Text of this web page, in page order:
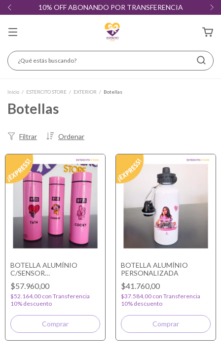
10% OFF ABONANDO POR TRANSFERENCIA
Inicio / ESTERCITO STORE / EXTERIOR / Botellas
Botellas
Ordenar
Filtrar
BOTELLA ALUMÍNIO
C/SENSOR
PERSONALIZADA
$57.960,00
$52.164,00 con Transferencia
10% descuento
Comprar
BOTELLA ALUMÍNIO
PERSONALIZADA
$41.760,00
$37.584,00 con Transferencia
10% descuento